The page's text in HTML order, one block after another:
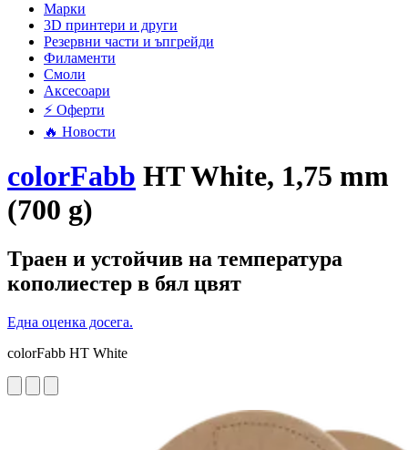
Mарки
3D принтери и други
Резервни части и ъпгрейди
Филаменти
Смоли
Аксесоари
⚡ Оферти
🔥 Новости
colorFabb HT White, 1,75 mm
(700 g)
Tраен и устойчив на температура
кополиестер в бял цвят
Една оценка досега.
colorFabb HT White